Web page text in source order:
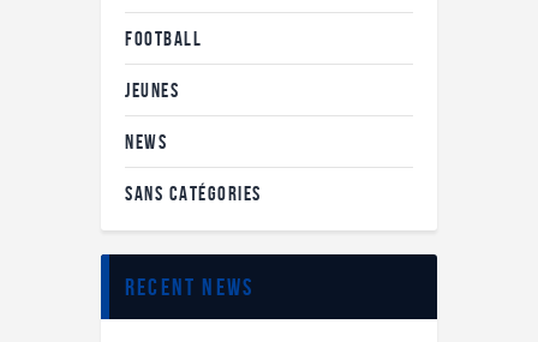
FOOTBALL
JEUNES
NEWS
SANS CATÉGORIES
recent news